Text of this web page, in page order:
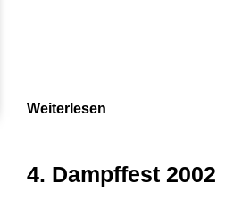
Weiterlesen
4. Dampffest 2002